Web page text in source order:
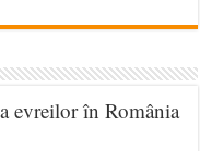
evreilor în România